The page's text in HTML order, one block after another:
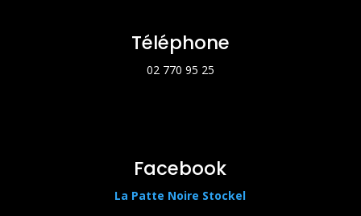
Téléphone
02 770 95 25
Facebook
La Patte Noire Stockel